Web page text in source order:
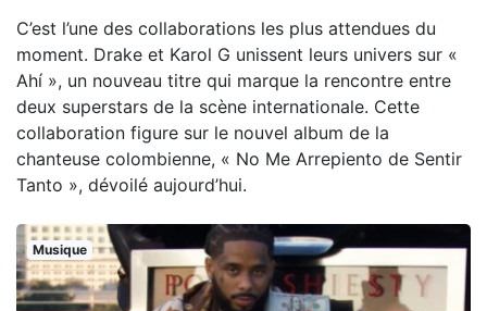
C’est l’une des collaborations les plus attendues du
moment. Drake et Karol G unissent leurs univers sur «
Ahí », un nouveau titre qui marque la rencontre entre
deux superstars de la scène internationale. Cette
collaboration figure sur le nouvel album de la
chanteuse colombienne, « No Me Arrepiento de Sentir
Tanto », dévoilé aujourd’hui.
Musique